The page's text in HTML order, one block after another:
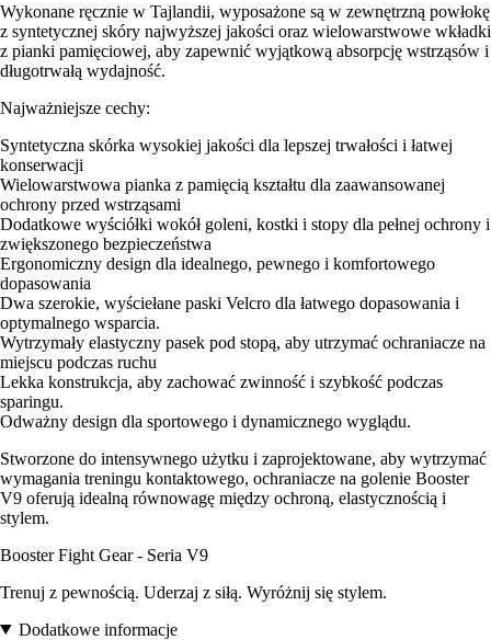
Wykonane ręcznie w Tajlandii, wyposażone są w zewnętrzną powłokę
z syntetycznej skóry najwyższej jakości oraz wielowarstwowe wkładki
z pianki pamięciowej, aby zapewnić wyjątkową absorpcję wstrząsów i
długotrwałą wydajność.
Najważniejsze cechy:
Syntetyczna skórka wysokiej jakości dla lepszej trwałości i łatwej
konserwacji
Wielowarstwowa pianka z pamięcią kształtu dla zaawansowanej
ochrony przed wstrząsami
Dodatkowe wyściółki wokół goleni, kostki i stopy dla pełnej ochrony i
zwiększonego bezpieczeństwa
Ergonomiczny design dla idealnego, pewnego i komfortowego
dopasowania
Dwa szerokie, wyściełane paski Velcro dla łatwego dopasowania i
optymalnego wsparcia.
Wytrzymały elastyczny pasek pod stopą, aby utrzymać ochraniacze na
miejscu podczas ruchu
Lekka konstrukcja, aby zachować zwinność i szybkość podczas
sparingu.
Odważny design dla sportowego i dynamicznego wyglądu.
Stworzone do intensywnego użytku i zaprojektowane, aby wytrzymać
wymagania treningu kontaktowego, ochraniacze na golenie Booster
V9 oferują idealną równowagę między ochroną, elastycznością i
stylem.
Booster Fight Gear - Seria V9
Trenuj z pewnością. Uderzaj z siłą. Wyróżnij się stylem.
Dodatkowe informacje